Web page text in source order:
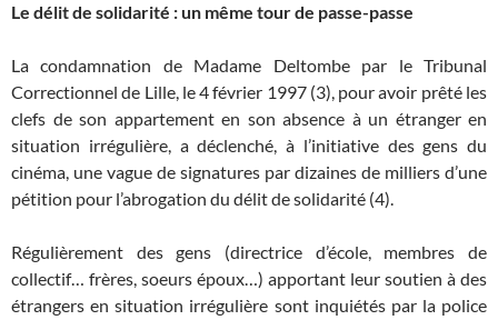
Le délit de solidarité : un même tour de passe-passe
La condamnation de Madame Deltombe par le Tribunal
Correctionnel de Lille, le 4 février 1997 (3), pour avoir prêté les
clefs de son appartement en son absence à un étranger en
situation irrégulière, a déclenché, à l’initiative des gens du
cinéma, une vague de signatures par dizaines de milliers d’une
pétition pour l’abrogation du délit de solidarité (4).
Régulièrement des gens (directrice d’école, membres de
collectif… frères, soeurs époux…) apportant leur soutien à des
étrangers en situation irrégulière sont inquiétés par la police